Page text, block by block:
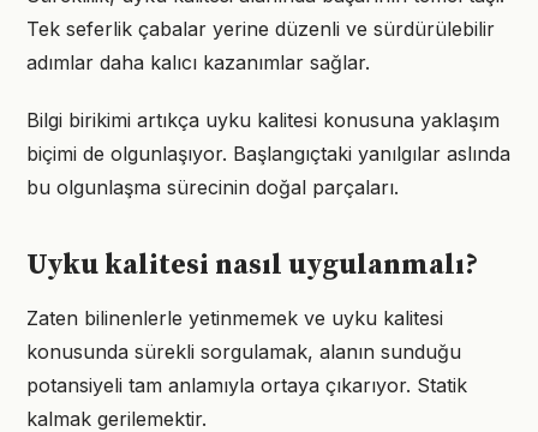
Tek seferlik çabalar yerine düzenli ve sürdürülebilir
adımlar daha kalıcı kazanımlar sağlar.
Bilgi birikimi artıkça uyku kalitesi konusuna yaklaşım
biçimi de olgunlaşıyor. Başlangıçtaki yanılgılar aslında
bu olgunlaşma sürecinin doğal parçaları.
Uyku kalitesi nasıl uygulanmalı?
Zaten bilinenlerle yetinmemek ve uyku kalitesi
konusunda sürekli sorgulamak, alanın sunduğu
potansiyeli tam anlamıyla ortaya çıkarıyor. Statik
kalmak gerilemektir.